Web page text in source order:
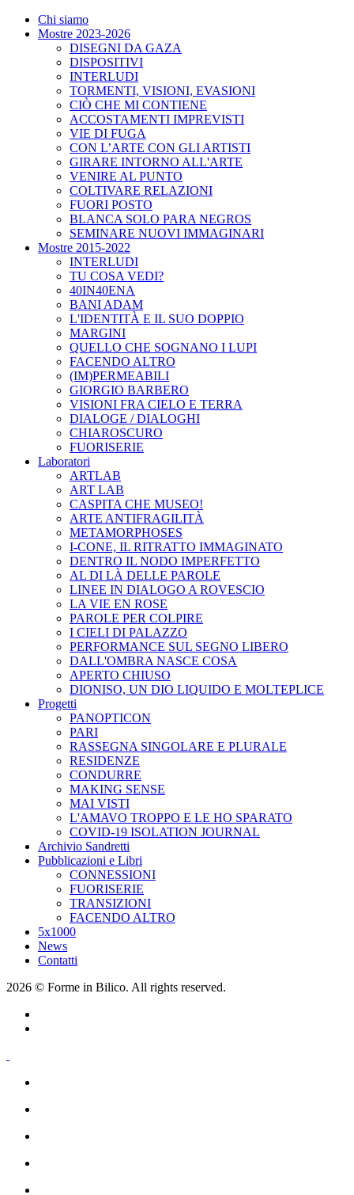
Chi siamo
Mostre 2023-2026
DISEGNI DA GAZA
DISPOSITIVI
INTERLUDI
TORMENTI, VISIONI, EVASIONI
CIÒ CHE MI CONTIENE
ACCOSTAMENTI IMPREVISTI
VIE DI FUGA
CON L’ARTE CON GLI ARTISTI
GIRARE INTORNO ALL'ARTE
VENIRE AL PUNTO
COLTIVARE RELAZIONI
FUORI POSTO
BLANCA SOLO PARA NEGROS
SEMINARE NUOVI IMMAGINARI
Mostre 2015-2022
INTERLUDI
TU COSA VEDI?
40IN40ENA
BANI ADAM
L'IDENTITÀ E IL SUO DOPPIO
MARGINI
QUELLO CHE SOGNANO I LUPI
FACENDO ALTRO
(IM)PERMEABILI
GIORGIO BARBERO
VISIONI FRA CIELO E TERRA
DIALOGE / DIALOGHI
CHIAROSCURO
FUORISERIE
Laboratori
ARTLAB
ART LAB
CASPITA CHE MUSEO!
ARTE ANTIFRAGILITÀ
METAMORPHOSES
I-CONE, IL RITRATTO IMMAGINATO
DENTRO IL NODO IMPERFETTO
AL DI LÀ DELLE PAROLE
LINEE IN DIALOGO A ROVESCIO
LA VIE EN ROSE
PAROLE PER COLPIRE
I CIELI DI PALAZZO
PERFORMANCE SUL SEGNO LIBERO
DALL'OMBRA NASCE COSA
APERTO CHIUSO
DIONISO, UN DIO LIQUIDO E MOLTEPLICE
Progetti
PANOPTICON
PARI
RASSEGNA SINGOLARE E PLURALE
RESIDENZE
CONDURRE
MAKING SENSE
MAI VISTI
L'AMAVO TROPPO E LE HO SPARATO
COVID-19 ISOLATION JOURNAL
Archivio Sandretti
Pubblicazioni e Libri
CONNESSIONI
FUORISERIE
TRANSIZIONI
FACENDO ALTRO
5x1000
News
Contatti
2026 © Forme in Bilico. All rights reserved.